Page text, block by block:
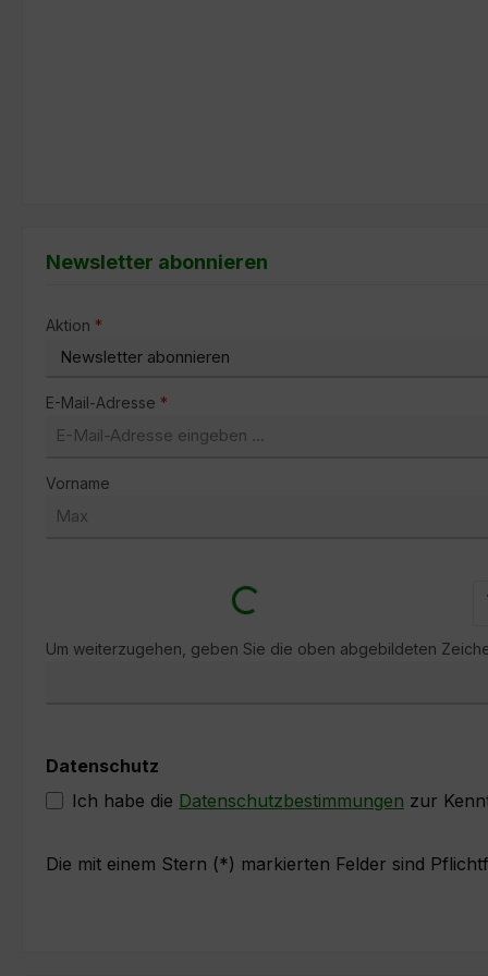
Newsletter abonnieren
Aktion *
E-Mail-Adresse *
Vorname
Loading...
Um weiterzugehen, geben Sie die oben abgebildeten
Datenschutz
Ich habe die Datenschutzbestimmungen zur
Die mit einem Stern (*) markierten Felder sind